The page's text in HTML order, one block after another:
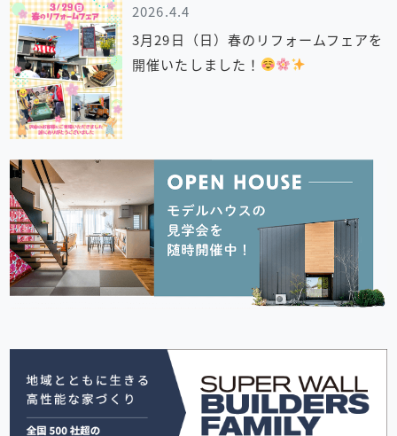
2026.4.4
3月29日（日）春のリフォームフェアを
開催いたしました！